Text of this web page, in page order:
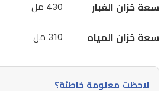
الملاحة
الذكي
الخاص
بين
سعة خزان الغبار 430 مل
سعة خزان المياه 310 مل
لاحظت معلومة خاطئة؟